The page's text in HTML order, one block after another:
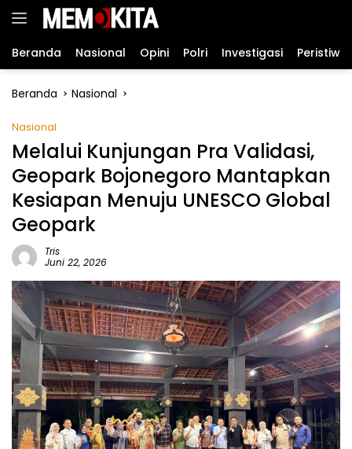
Langsung
Beranda Nasional Opini Polri Investigasi Peristiwa
Beranda Nasional
Nasional
Melalui Kunjungan Pra Validasi,
Geopark Bojonegoro Mantapkan
Kesiapan Menuju UNESCO Global
Geopark
Tris
Juni 22, 2026